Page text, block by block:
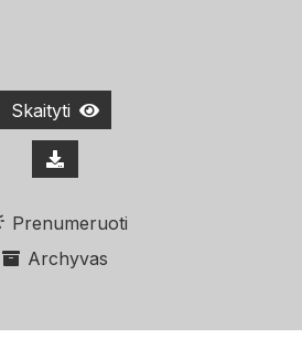
Skaityti
Prenumeruoti
Archyvas